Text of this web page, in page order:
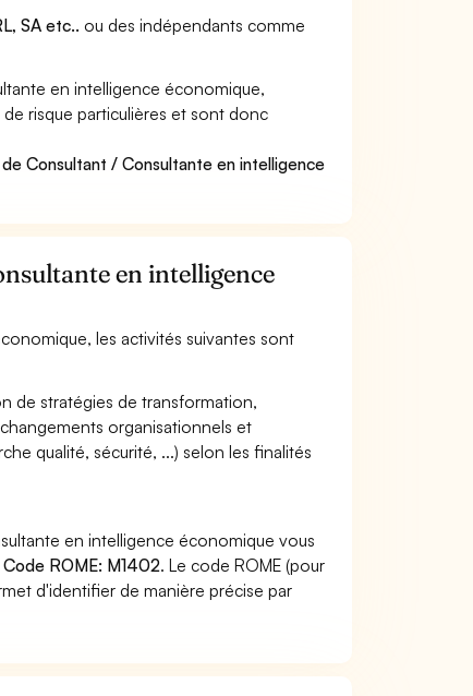
SA etc.. ou des indépendants comme
en intelligence économique,
risque particulières et sont donc
Consultant / Consultante en intelligence
en intelligence
les activités suivantes sont
de stratégies de transformation,
organisationnels et
qualité, sécurité, ...) selon les finalités
en intelligence économique vous
Code ROME: M1402. Le code ROME (pour
d'identifier de manière précise par